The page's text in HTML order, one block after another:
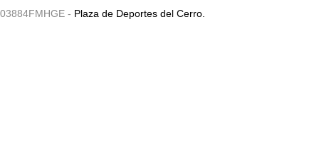
03884FMHGE - Plaza de Deportes del Cerro.